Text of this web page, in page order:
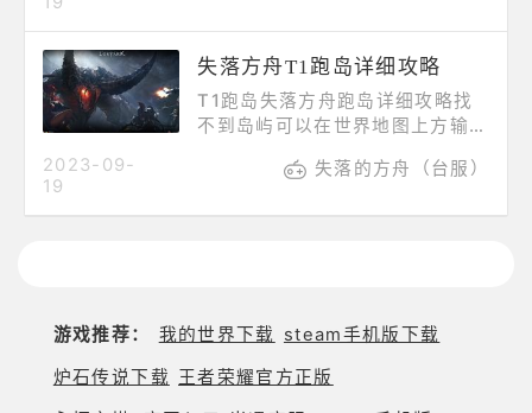
会掉落，公会血石可以换个箱子有
几率
的伤害量随刻印等级增加
30%/40%/50%。持续8秒，也就
是说这8秒是终结袭击鹰眼的爆炸
斗后会缓慢回复银鹰能量，释放技
度，释放觉醒（满蓄力）会直接为
失落方舟T1跑岛详细攻略
T1跑岛失落方舟跑岛详细攻略找
不到岛屿可以在世界地图上方输入
简单，做完以后能获得大概一万五
细时间在左上角查看)第一次进来
的时候提前五分钟，开启任务后要
求你找到隐藏的妖精跟着歌声走就
2023-09-
19
失落的方舟（台服）
游戏推荐： 我的世界下载 steam手机版下载
炉石传说下载 王者荣耀官方正版